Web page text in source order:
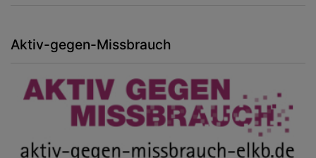
Aktiv-gegen-Missbrauch